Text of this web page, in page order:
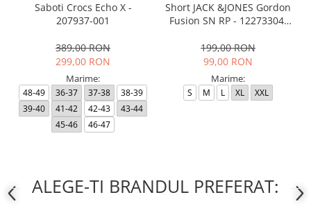
Saboti Crocs Echo X -
207937-001
389,00 RON
299,00 RON
Marime:
48-49 36-37 37-38
38-39
39-40
41-42 42-43
43-44
45-46
46-47
Short JACK &JONES Gordon
Fusion SN RP - 12273304-
199,00 RON
99,00 RON
Marime:
S M L XL XXL
ALEGE-TI BRANDUL PREFERAT: